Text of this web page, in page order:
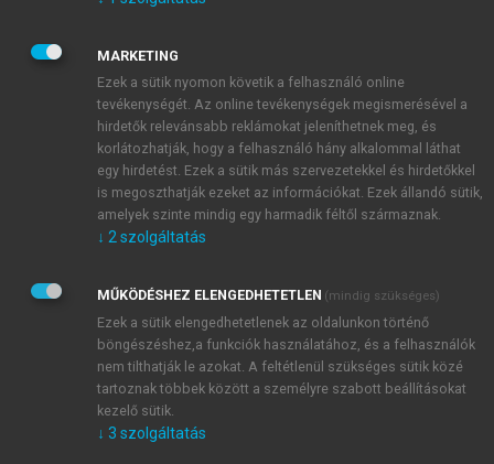
JELSZÓ
JELSZÓ ÚJRA
Kérek értesítést a MeRSZ újdonságairól, akcióiról.
Kérek értesítést az Akadémiai Kiadó Zrt. újdonságairól,
Adatkezelési tájékoztatóbanfoglaltakat tudomásul
veszem és elfogadom.
Általános vásárlási feltételeket, valamint a szotar.netés a
mersz.huoldalak licencszerződéseiben foglaltakat
tudomásul veszem és elfogadom.
KIPRÓBÁLOM
MARKETING
Ezek a sütik nyomon követik a felhasználó online
tevékenységét. Az online tevékenységek megismerésével a
hirdetők relevánsabb reklámokat jeleníthetnek meg, és
korlátozhatják, hogy a felhasználó hány alkalommal láthat
egy hirdetést. Ezek a sütik más szervezetekkel és hirdetőkkel
is megoszthatják ezeket az információkat. Ezek állandó sütik,
amelyek szinte mindig egy harmadik féltől származnak.
↓ 2 szolgáltatás
MŰKÖDÉSHEZ ELENGEDHETETLEN (mindig szükséges)
Ezek a sütik elengedhetetlenek az oldalunkon történő
böngészéshez,a funkciók használatához, és a felhasználók
nem tilthatják le azokat. A feltétlenül szükséges sütik közé
tartoznak többek között a személyre szabott beállításokat
kezelő sütik.
↓ 3 szolgáltatás